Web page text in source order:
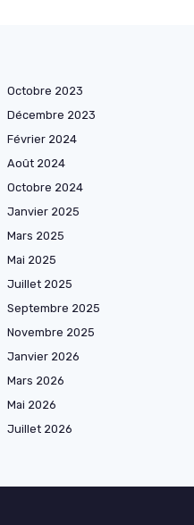
Octobre 2023
Décembre 2023
Février 2024
Août 2024
Octobre 2024
Janvier 2025
Mars 2025
Mai 2025
Juillet 2025
Septembre 2025
Novembre 2025
Janvier 2026
Mars 2026
Mai 2026
Juillet 2026